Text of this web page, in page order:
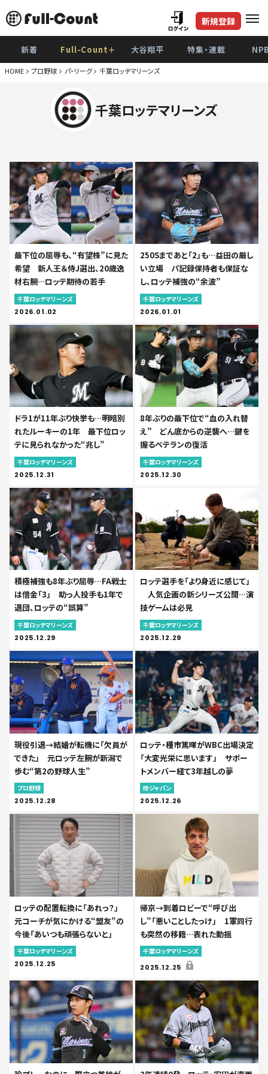
新規登録
新着 Full-Count＋ 大谷翔平 特集・連載
HOME プロ野球 パ・リーグ 千葉ロッテマリーンズ
千葉ロッテマリーンズ
最下位の屈辱も、“有望株”に見た
希望 新人王＆侍J選出、20歳逸
材右腕…ロッテ期待の若手
千葉ロッテマリーンズ
2026.01.02
250Sまであと「2」も…益田の厳し
い立場 パ記録保持者も保証な
し、ロッテ補強の“余波”
千葉ロッテマリーンズ
2026.01.01
ドラ1が11年ぶり快挙も…明暗別
れたルーキーの1年 最下位ロッ
テに見られなかった“兆し”
千葉ロッテマリーンズ
2025.12.31
8年ぶりの最下位で“血の入れ替
え” どん底からの逆襲へ…鍵を
握るベテランの復活
千葉ロッテマリーンズ
2025.12.30
積極補強も8年ぶり屈辱…FA戦士
は借金「3」 助っ人投手も1年で
退団、ロッテの“誤算”
千葉ロッテマリーンズ
2025.12.29
ロッテ選手を「より身近に感じて」
人気企画の新シリーズ公開…演
技ゲームは必見
千葉ロッテマリーンズ
2025.12.29
現役引退→結婚が転機に「欠員が
できた」 元ロッテ左腕が新潟で
歩む“第2の野球人生”
プロ野球
2025.12.28
ロッテ・種市篤暉がWBC出場決定
「大変光栄に思います」 サポー
トメンバー経て3年越しの夢
侍ジャパン
2025.12.26
ロッテの配置転換に「あれっ？」
元コーチが気にかける“盟友”の
今後「あいつも頑張らないと」
千葉ロッテマリーンズ
2025.12.25
帰京→到着ロビーで“呼び出
し”「悪いことしたっけ」 1軍同行
も突然の移籍…表れた動揺
千葉ロッテマリーンズ
2025.12.25